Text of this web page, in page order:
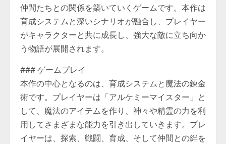
仲間たちとの関係を築いていくゲームです。本作は
育成システムと深いシナリオが融合し、プレイヤー
がキャラクターと共に成長し、強大な敵に立ち向か
う物語が展開されます。
### ゲームプレイ
本作の中心となるのは、育成システムと魔法の錬金
術です。プレイヤーは「アルケミーマイスター」と
して、魔法のアイテムを作り、神々や精霊の力を利
用してさまざまな能力を引き出していきます。プレ
イヤーは、探索、戦闘、育成、そして仲間との絆を